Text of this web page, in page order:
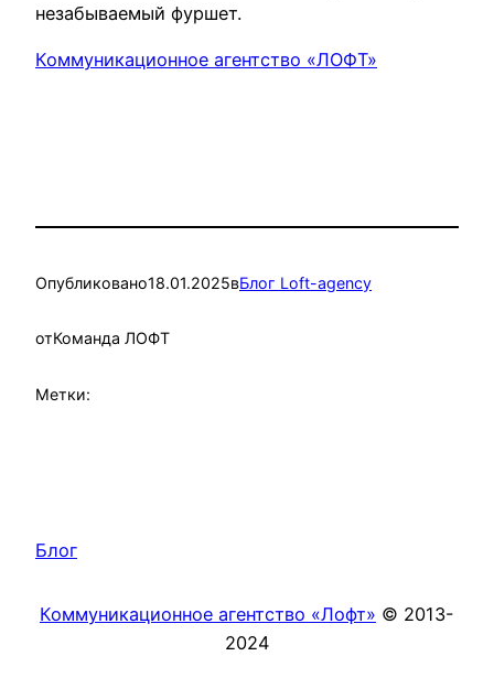
незабываемый фуршет.
Коммуникационное агентство «ЛОФТ»
Опубликовано18.01.2025вБлог Loft-agency
отКоманда ЛОФТ
Метки:
Блог
Коммуникационное агентство «Лофт» © 2013-
2024